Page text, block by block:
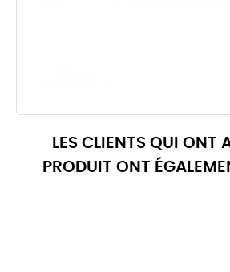
LES CLIENTS QUI ONT
PRODUIT ONT